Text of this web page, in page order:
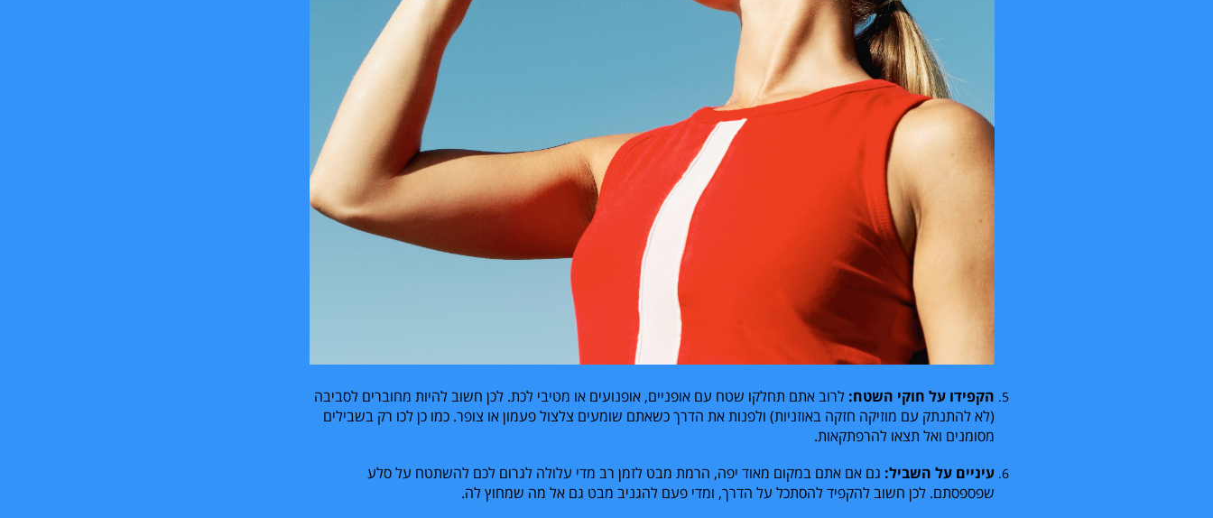
הקפידו על חוקי השטח: לרוב אתם תחלקו שטח עם אופניים, אופנועים או מטיבי לכת. לכן חשוב להיות מחוברים לסביבה
(לא להתנתק עם מוזיקה חזקה באוזניות) ולפנות את הדרך כשאתם שומעים צלצול פעמון או צופר. כמו כן לכו רק בשבילים
מסומנים ואל תצאו להרפתקאות.
עיניים על השביל: גם אם אתם במקום מאוד יפה, הרמת מבט לזמן רב מדי עלולה לגרום לכם להשתטח על סלע
שפספסתם. לכן חשוב להקפיד להסתכל על הדרך, ומדי פעם להגניב מבט גם אל מה שמחוץ לה.